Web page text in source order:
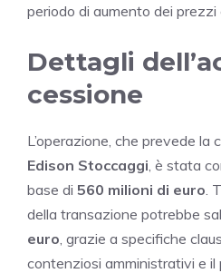
periodo di aumento dei prezzi
Dettagli
cessione
L’operazione, che prevede la
Edison Stoccaggi , è stata
base di 560 milioni di euro .
della transazione potrebbe
euro , grazie a specifiche
contenziosi amministrativi e il